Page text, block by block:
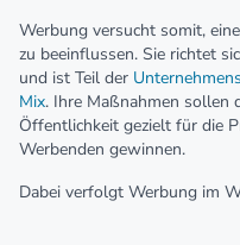
Werbung versucht somit, eine
zu beeinflussen. Sie richtet
und ist Teil der
Mix. Ihre Maßnahmen sollen
Öffentlichkeit gezielt für die
Werbenden gewinnen.
Dabei verfolgt Werbung im